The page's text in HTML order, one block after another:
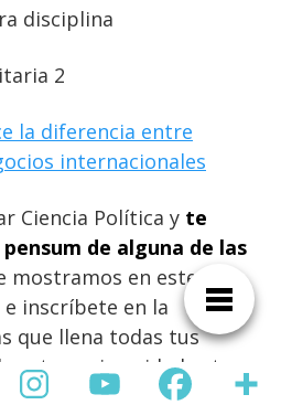
disciplina
2
la diferencia entre
internacionales
Ciencia Política y te
de alguna de las
mostramos en este
inscríbete en la
que llena todas tus
estas universidades te
en las redes sociales de